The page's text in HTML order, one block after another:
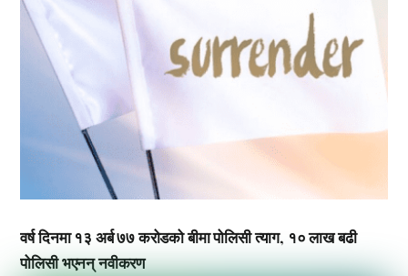
वर्ष दिनमा १३ अर्ब ७७ करोडको बीमा पोलिसी त्याग, १० लाख बढी
पोलिसी भएनन् नवीकरण